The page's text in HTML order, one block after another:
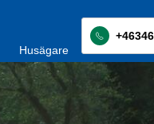
Husägare